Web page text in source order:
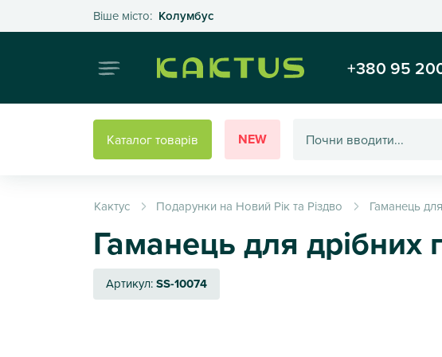
Віше місто: КолумбусОберіть своє місто
Інтернет-магазин
+380 95
Каталог товарів NEW
Кактус Подарунки на Новий Рік та Різдво Гаманець
Гаманець для
Артикул:SS-10074